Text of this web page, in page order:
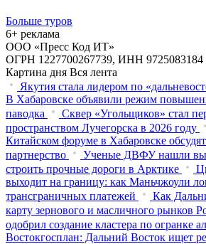
Больше туров
6+ реклама
ООО «Пресс Код ИТ»
ОГРН 1227700267739, ИНН 9725083184
Картина дня Вся лента
Якутия стала лидером по
В Хабаровске объявили режим
паводка
Сквер «Угольщиков» стал
пространством Лучегорска в 2026 году
Китайском форуме в Хабаровске
партнерство
Ученые ДВФУ нашли
строить прочные дороги в Арктике
выходит на границу: как Маньчжоули
трансграничных платежей
Как
карту зернового и масличного рынков
одобрил создание кластера по огранке
Востокгосплан: Дальний Восток ищет